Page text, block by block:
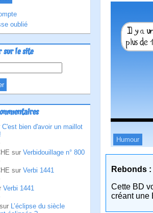
oublié
sur le site
C'est bien d'avoir un maillot
sur Verbidouillage n° 800
sur Verbi 1441
Verbi 1441
L’éclipse du siècle
Humour
Rebonds :
Cette BD
créant une